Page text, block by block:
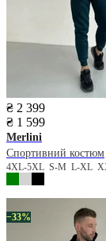
₴ 2 399
₴ 1 599
Merlini
Спортивний костюм
4XL-5XL S-M L-XL
−33%